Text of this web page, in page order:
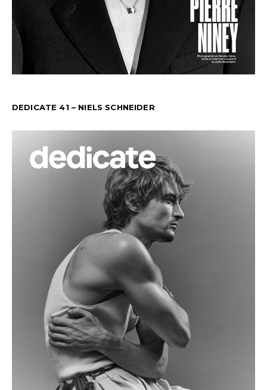
DEDICATE 41 – NIELS SCHNEIDER